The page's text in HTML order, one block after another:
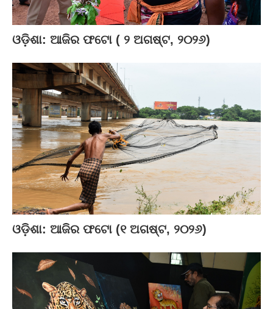
ଓଡ଼ିଶା: ଆଜିର ଫଟୋ ( ୨ ଅଗଷ୍ଟ, ୨୦୨୬)
ଓଡ଼ିଶା: ଆଜିର ଫଟୋ (୧ ଅଗଷ୍ଟ, ୨୦୨୬)